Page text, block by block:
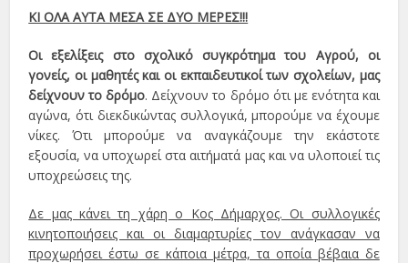
ΚΙ ΟΛΑ ΑΥΤΑ ΜΕΣΑ ΣΕ ΔΥΟ ΜΕΡΕΣ!!!
Οι εξελίξεις στο σχολικό συγκρότημα του Αγρού, οι
γονείς, οι μαθητές και οι εκπαιδευτικοί των σχολείων, μας
δείχνουν το δρόμο. Δείχνουν το δρόμο ότι με ενότητα και
αγώνα, ότι διεκδικώντας συλλογικά, μπορούμε να έχουμε
νίκες. Ότι μπορούμε να αναγκάζουμε την εκάστοτε
εξουσία, να υποχωρεί στα αιτήματά μας και να υλοποιεί τις
υποχρεώσεις της.
Δε μας κάνει τη χάρη ο Κος Δήμαρχος. Οι συλλογικές
κινητοποιήσεις και οι διαμαρτυρίες τον ανάγκασαν να
προχωρήσει έστω σε κάποια μέτρα, τα οποία βέβαια δε